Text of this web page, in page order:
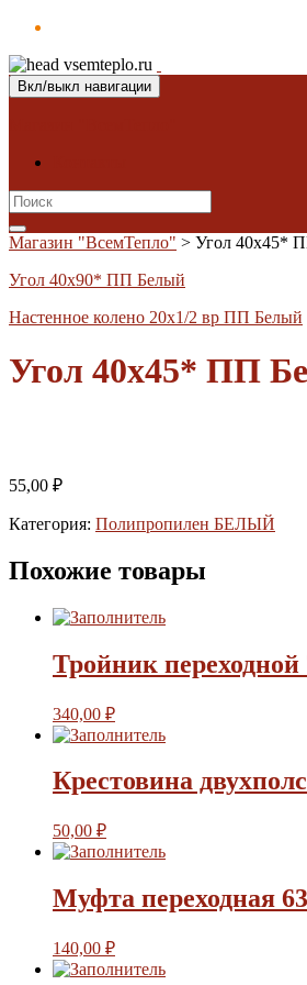
Вкл/выкл навигации
Search
for:
Магазин "ВсемТепло" > Угол 40х45*
Угол 40х90* ПП Белый
Настенное колено 20х1/2 вр ПП Белый
Угол 40х45* ПП
55,00 ₽
Категория: Полипропилен БЕЛЫЙ
Похожие товары
Тройник
340,00 ₽
Крестовина
50,00 ₽
Муфта переходная
140,00 ₽